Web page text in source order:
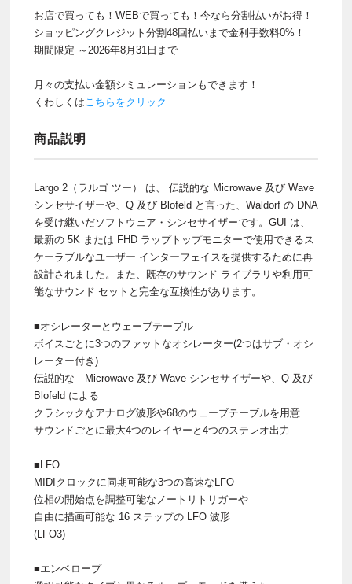
お店で買っても！WEBで買っても！今なら分割払いがお得！
ショッピングクレジット分割48回払いまで金利手数料0%！
期間限定 ～2026年8月31日まで
月々の支払い金額シミュレーションもできます！
くわしくはこちらをクリック
商品説明
Largo 2（ラルゴ ツー） は、 伝説的な Microwave 及び Wave
シンセサイザーや、Q 及び Blofeld と言った、Waldorf の DNA
を受け継いだソフトウェア・シンセサイザーです。GUI は、
最新の 5K または FHD ラップトップモニターで使用できるス
ケーラブルなユーザー インターフェイスを提供するために再
設計されました。また、既存のサウンド ライブラリや利用可
能なサウンド セットと完全な互換性があります。
■オシレーターとウェーブテーブル
ボイスごとに3つのファットなオシレーター(2つはサブ・オシ
レーター付き)
伝説的な Microwave 及び Wave シンセサイザーや、Q 及び
Blofeld による
クラシックなアナログ波形や68のウェーブテーブルを用意
サウンドごとに最大4つのレイヤーと4つのステレオ出力
■LFO
MIDIクロックに同期可能な3つの高速なLFO
位相の開始点を調整可能なノートリトリガーや
自由に描画可能な 16 ステップの LFO 波形
(LFO3)
■エンベロープ